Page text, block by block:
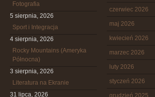
Fotografia
5 sierpnia, 2026
Sport i Integracja
4 sierpnia, 2026
Rocky Mountains (Ameryka
Północna)
3 sierpnia, 2026
Literatura na Ekranie
31 lipca, 2026
czerwiec 2026
maj 2026
kwiecień 2026
marzec 2026
luty 2026
styczeń 2026
grudzień 2025